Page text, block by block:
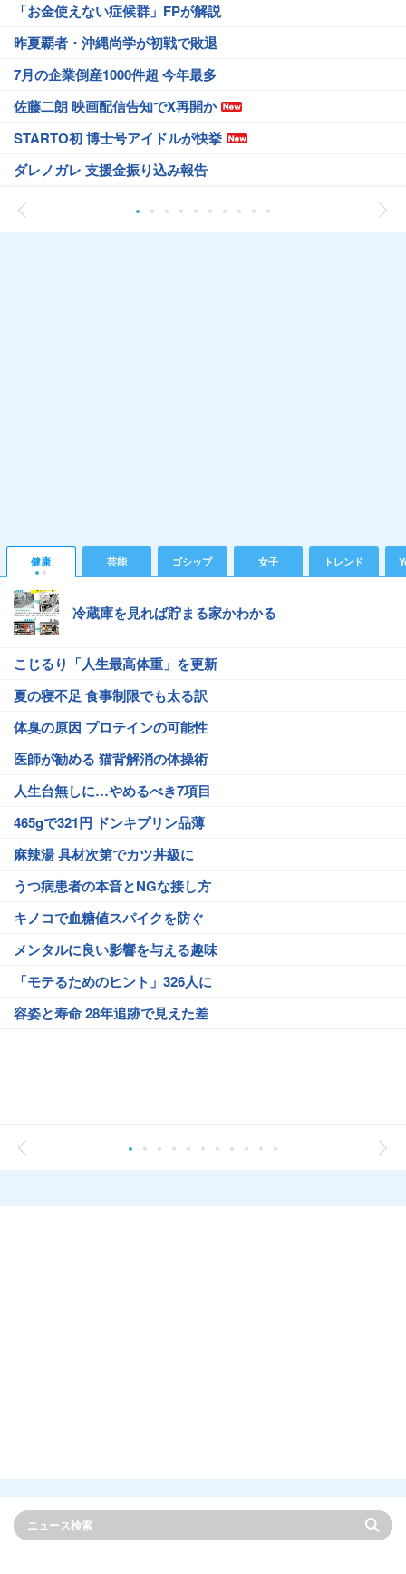
「お金使えない症候群」FPが解説
昨夏覇者・沖縄尚学が初戦で敗退
7月の企業倒産1000件超 今年最多
佐藤二朗 映画配信告知でX再開か
STARTO初 博士号アイドルが快挙
ダレノガレ 支援金振り込み報告
健康 芸能 ゴシップ 女子 トレンド
冷蔵庫を見れば貯まる家かわかる
こじるり「人生最高体重」を更新
夏の寝不足 食事制限でも太る訳
体臭の原因 プロテインの可能性
医師が勧める 猫背解消の体操術
人生台無しに…やめるべき7項目
465gで321円 ドンキプリン品薄
麻辣湯 具材次第でカツ丼級に
うつ病患者の本音とNGな接し方
キノコで血糖値スパイクを防ぐ
メンタルに良い影響を与える趣味
「モテるためのヒント」326人に
容姿と寿命 28年追跡で見えた差